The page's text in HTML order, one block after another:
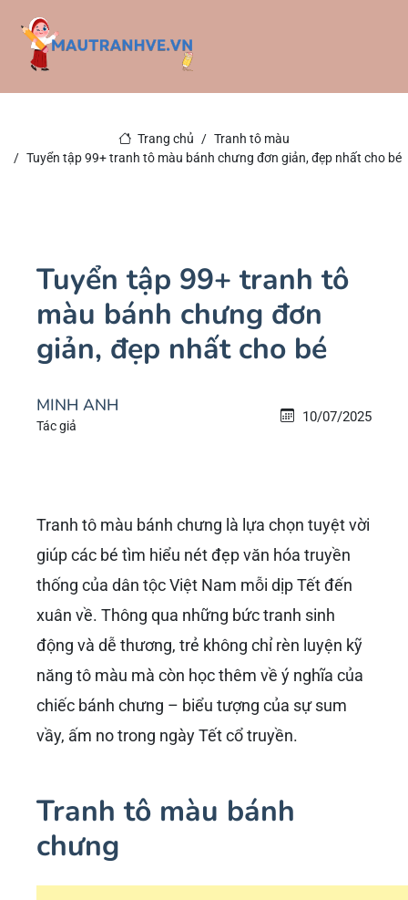
Trang chủ
Tranh tô màu
Tuyển tập 99+ tranh tô màu bánh chưng đơn giản, đẹp nhất cho bé
Tuyển tập 99+ tranh tô
màu bánh chưng đơn
giản, đẹp nhất cho bé
MINH ANH
Tác giả
10/07/2025
Tranh tô màu bánh chưng là lựa chọn tuyệt vời
giúp các bé tìm hiểu nét đẹp văn hóa truyền
thống của dân tộc Việt Nam mỗi dịp Tết đến
xuân về. Thông qua những bức tranh sinh
động và dễ thương, trẻ không chỉ rèn luyện kỹ
năng tô màu mà còn học thêm về ý nghĩa của
chiếc bánh chưng – biểu tượng của sự sum
vầy, ấm no trong ngày Tết cổ truyền.
Tranh tô màu bánh
chưng